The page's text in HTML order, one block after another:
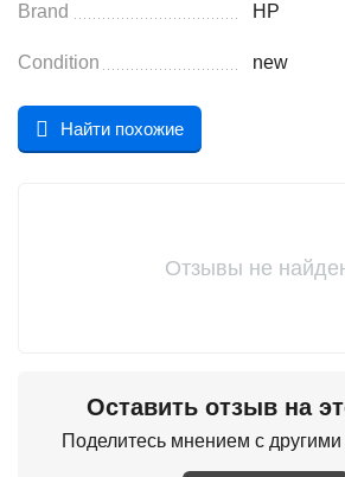
Brand HP
Condition new
Найти похожие
Отзывы не
Оставить отзыв на
Поделитесь мнением с другими